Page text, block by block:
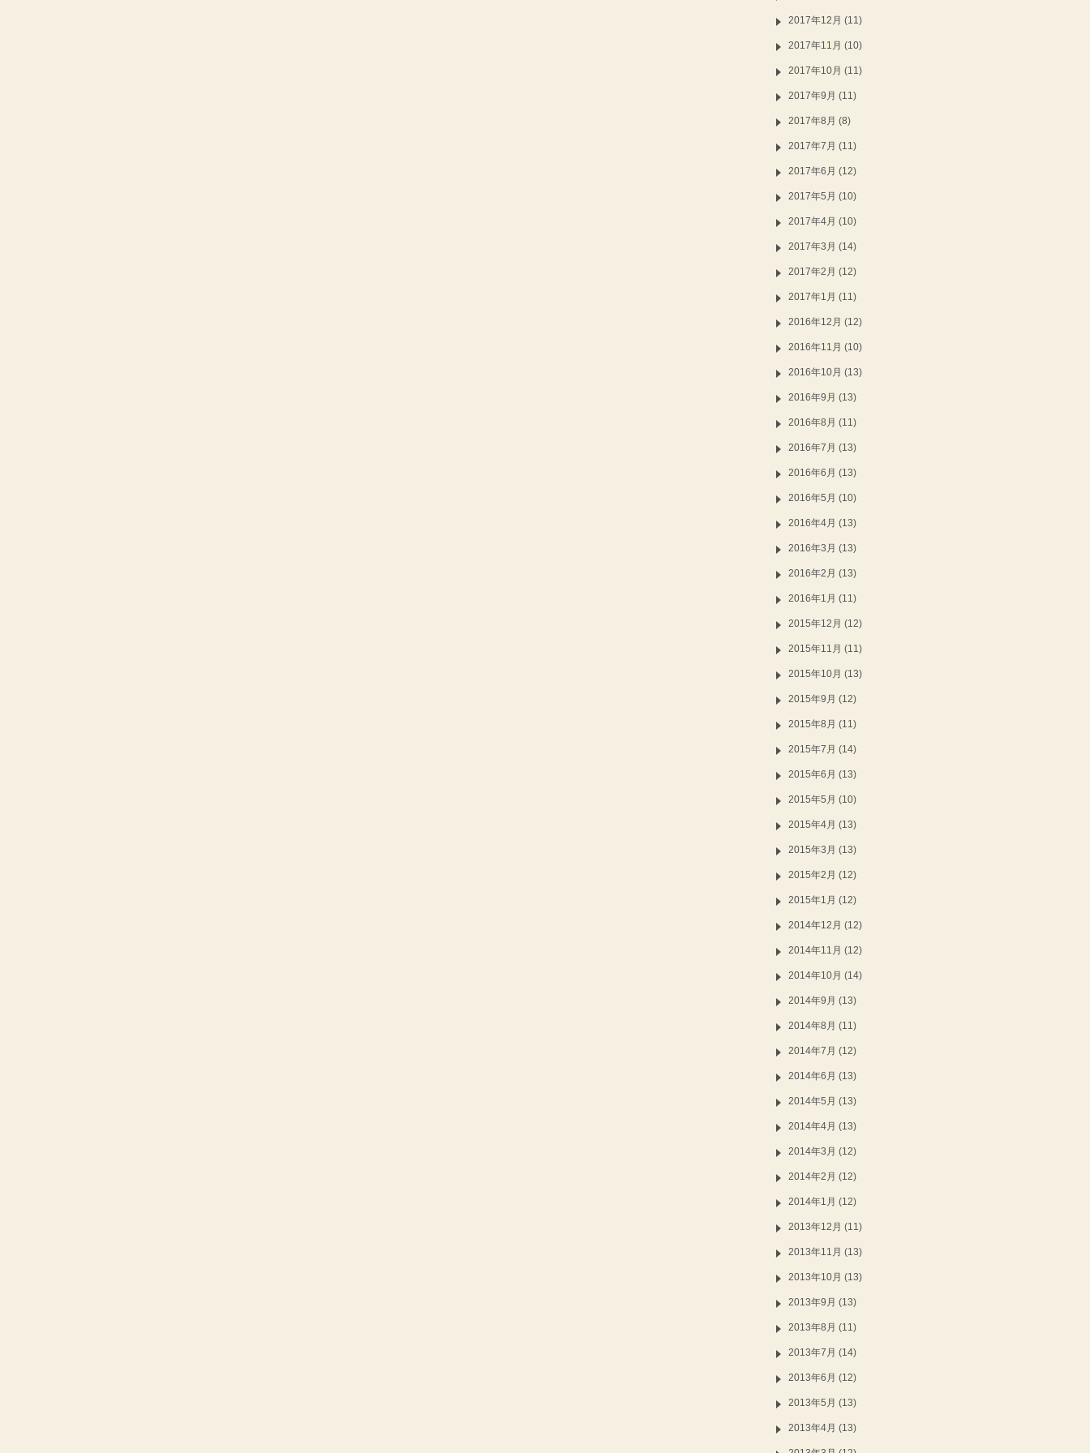
2017年12月 (11)
2017年11月 (10)
2017年10月 (11)
2017年9月 (11)
2017年8月 (8)
2017年7月 (11)
2017年6月 (12)
2017年5月 (10)
2017年4月 (10)
2017年3月 (14)
2017年2月 (12)
2017年1月 (11)
2016年12月 (12)
2016年11月 (10)
2016年10月 (13)
2016年9月 (13)
2016年8月 (11)
2016年7月 (13)
2016年6月 (13)
2016年5月 (10)
2016年4月 (13)
2016年3月 (13)
2016年2月 (13)
2016年1月 (11)
2015年12月 (12)
2015年11月 (11)
2015年10月 (13)
2015年9月 (12)
2015年8月 (11)
2015年7月 (14)
2015年6月 (13)
2015年5月 (10)
2015年4月 (13)
2015年3月 (13)
2015年2月 (12)
2015年1月 (12)
2014年12月 (12)
2014年11月 (12)
2014年10月 (14)
2014年9月 (13)
2014年8月 (11)
2014年7月 (12)
2014年6月 (13)
2014年5月 (13)
2014年4月 (13)
2014年3月 (12)
2014年2月 (12)
2014年1月 (12)
2013年12月 (11)
2013年11月 (13)
2013年10月 (13)
2013年9月 (13)
2013年8月 (11)
2013年7月 (14)
2013年6月 (12)
2013年5月 (13)
2013年4月 (13)